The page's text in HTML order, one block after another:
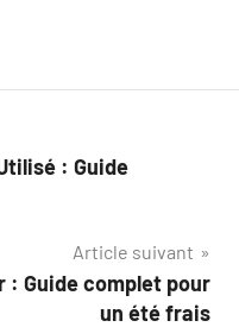
: Guide
Article suivant
: Guide complet pour
un été frais